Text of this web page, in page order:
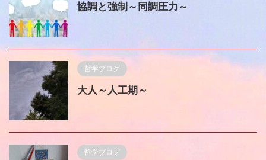
協調と強制～同調圧力～
哲学ブログ
大人～人工期～
哲学ブログ